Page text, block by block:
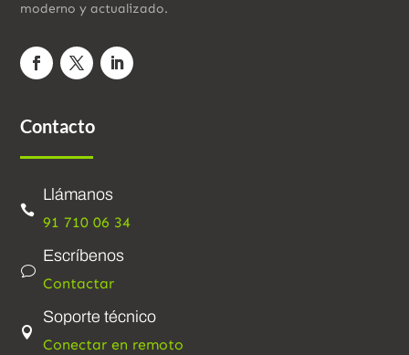
moderno y actualizado.
Contacto

Llámanos
91 710 06 34
v
Escríbenos
Contactar

Soporte técnico
Conectar en remoto